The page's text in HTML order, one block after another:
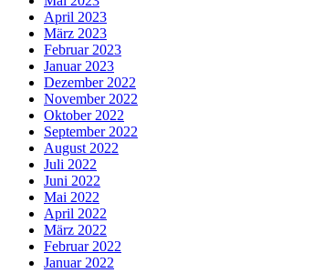
April 2023
März 2023
Februar 2023
Januar 2023
Dezember 2022
November 2022
Oktober 2022
September 2022
August 2022
Juli 2022
Juni 2022
Mai 2022
April 2022
März 2022
Februar 2022
Januar 2022